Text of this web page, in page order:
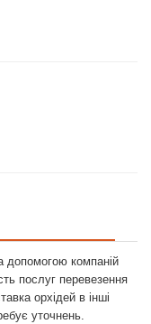
допомогою компаній
послуг перевезення
орхідей в інші
уточнень.